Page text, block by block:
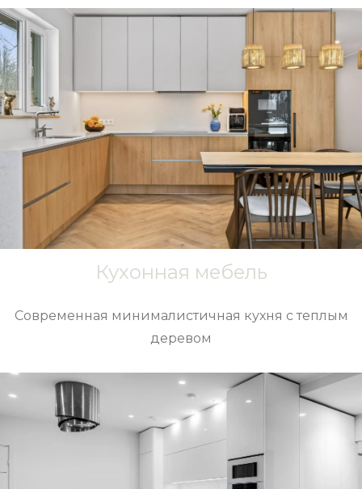
Кухонная мебель
Современная минималистичная кухня с теплым
деревом